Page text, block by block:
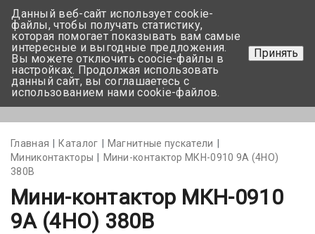
+375 17-350-99-56
+375 44-752-82-08
Задать вопрос
Главная Каталог
Магнитные пускатели
Миниконтакторы
Мини-контактор МКН-0910 9А (4НО)
380В
Мини-контактор МКН-0910
9А (4НО) 380В
Данный веб-сайт использует cookie-
файлы, чтобы получать статистику,
которая помогает показывать вам самые
интересные и выгодные предложения.
Вы можете отключить coocie-файлы в
настройках. Продолжая использовать
данный сайт, вы соглашаетесь с
использованием нами cookie-файлов.
Принять